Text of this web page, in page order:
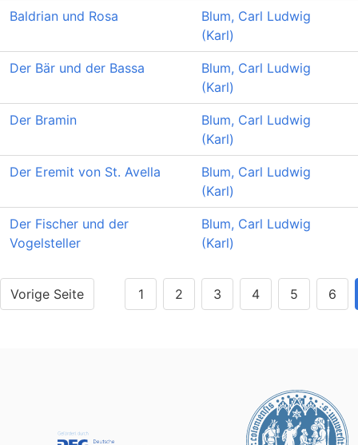
Baldrian und Rosa
Blum, Carl Ludwig
(Karl)
Der Bär und der Bassa
Blum, Carl Ludwig
(Karl)
Der Bramin
Blum, Carl Ludwig
(Karl)
Der Eremit von St. Avella
Blum, Carl Ludwig
(Karl)
Der Fischer und der
Vogelsteller
Blum, Carl Ludwig
(Karl)
Vorige Seite 1 2 3 4 5 6